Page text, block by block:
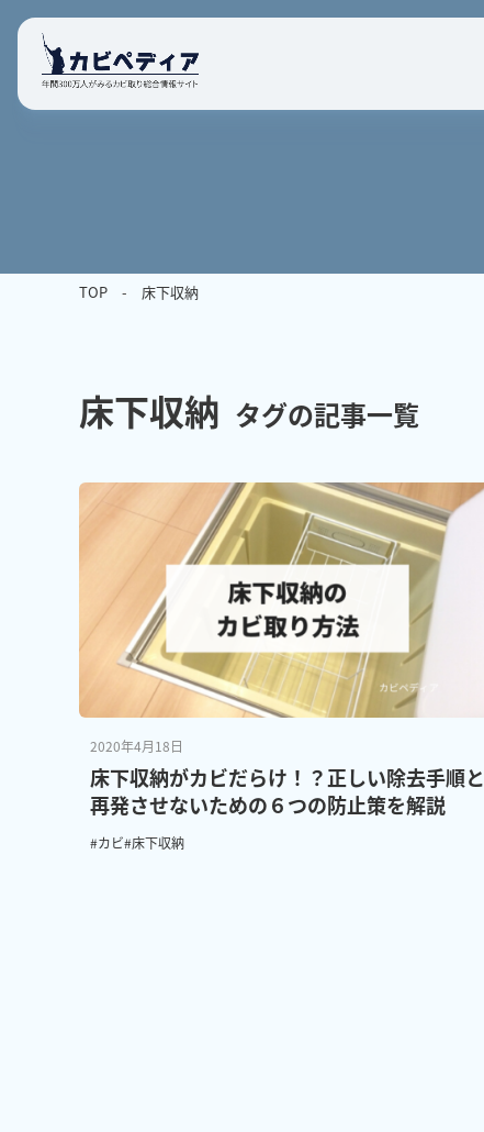
TOP 床下収納
床下収納 タグの記事一覧
2020年4月18日
床下収納がカビだらけ！？正しい除去手順と
再発させないための６つの防止策を解説
#カビ#床下収納